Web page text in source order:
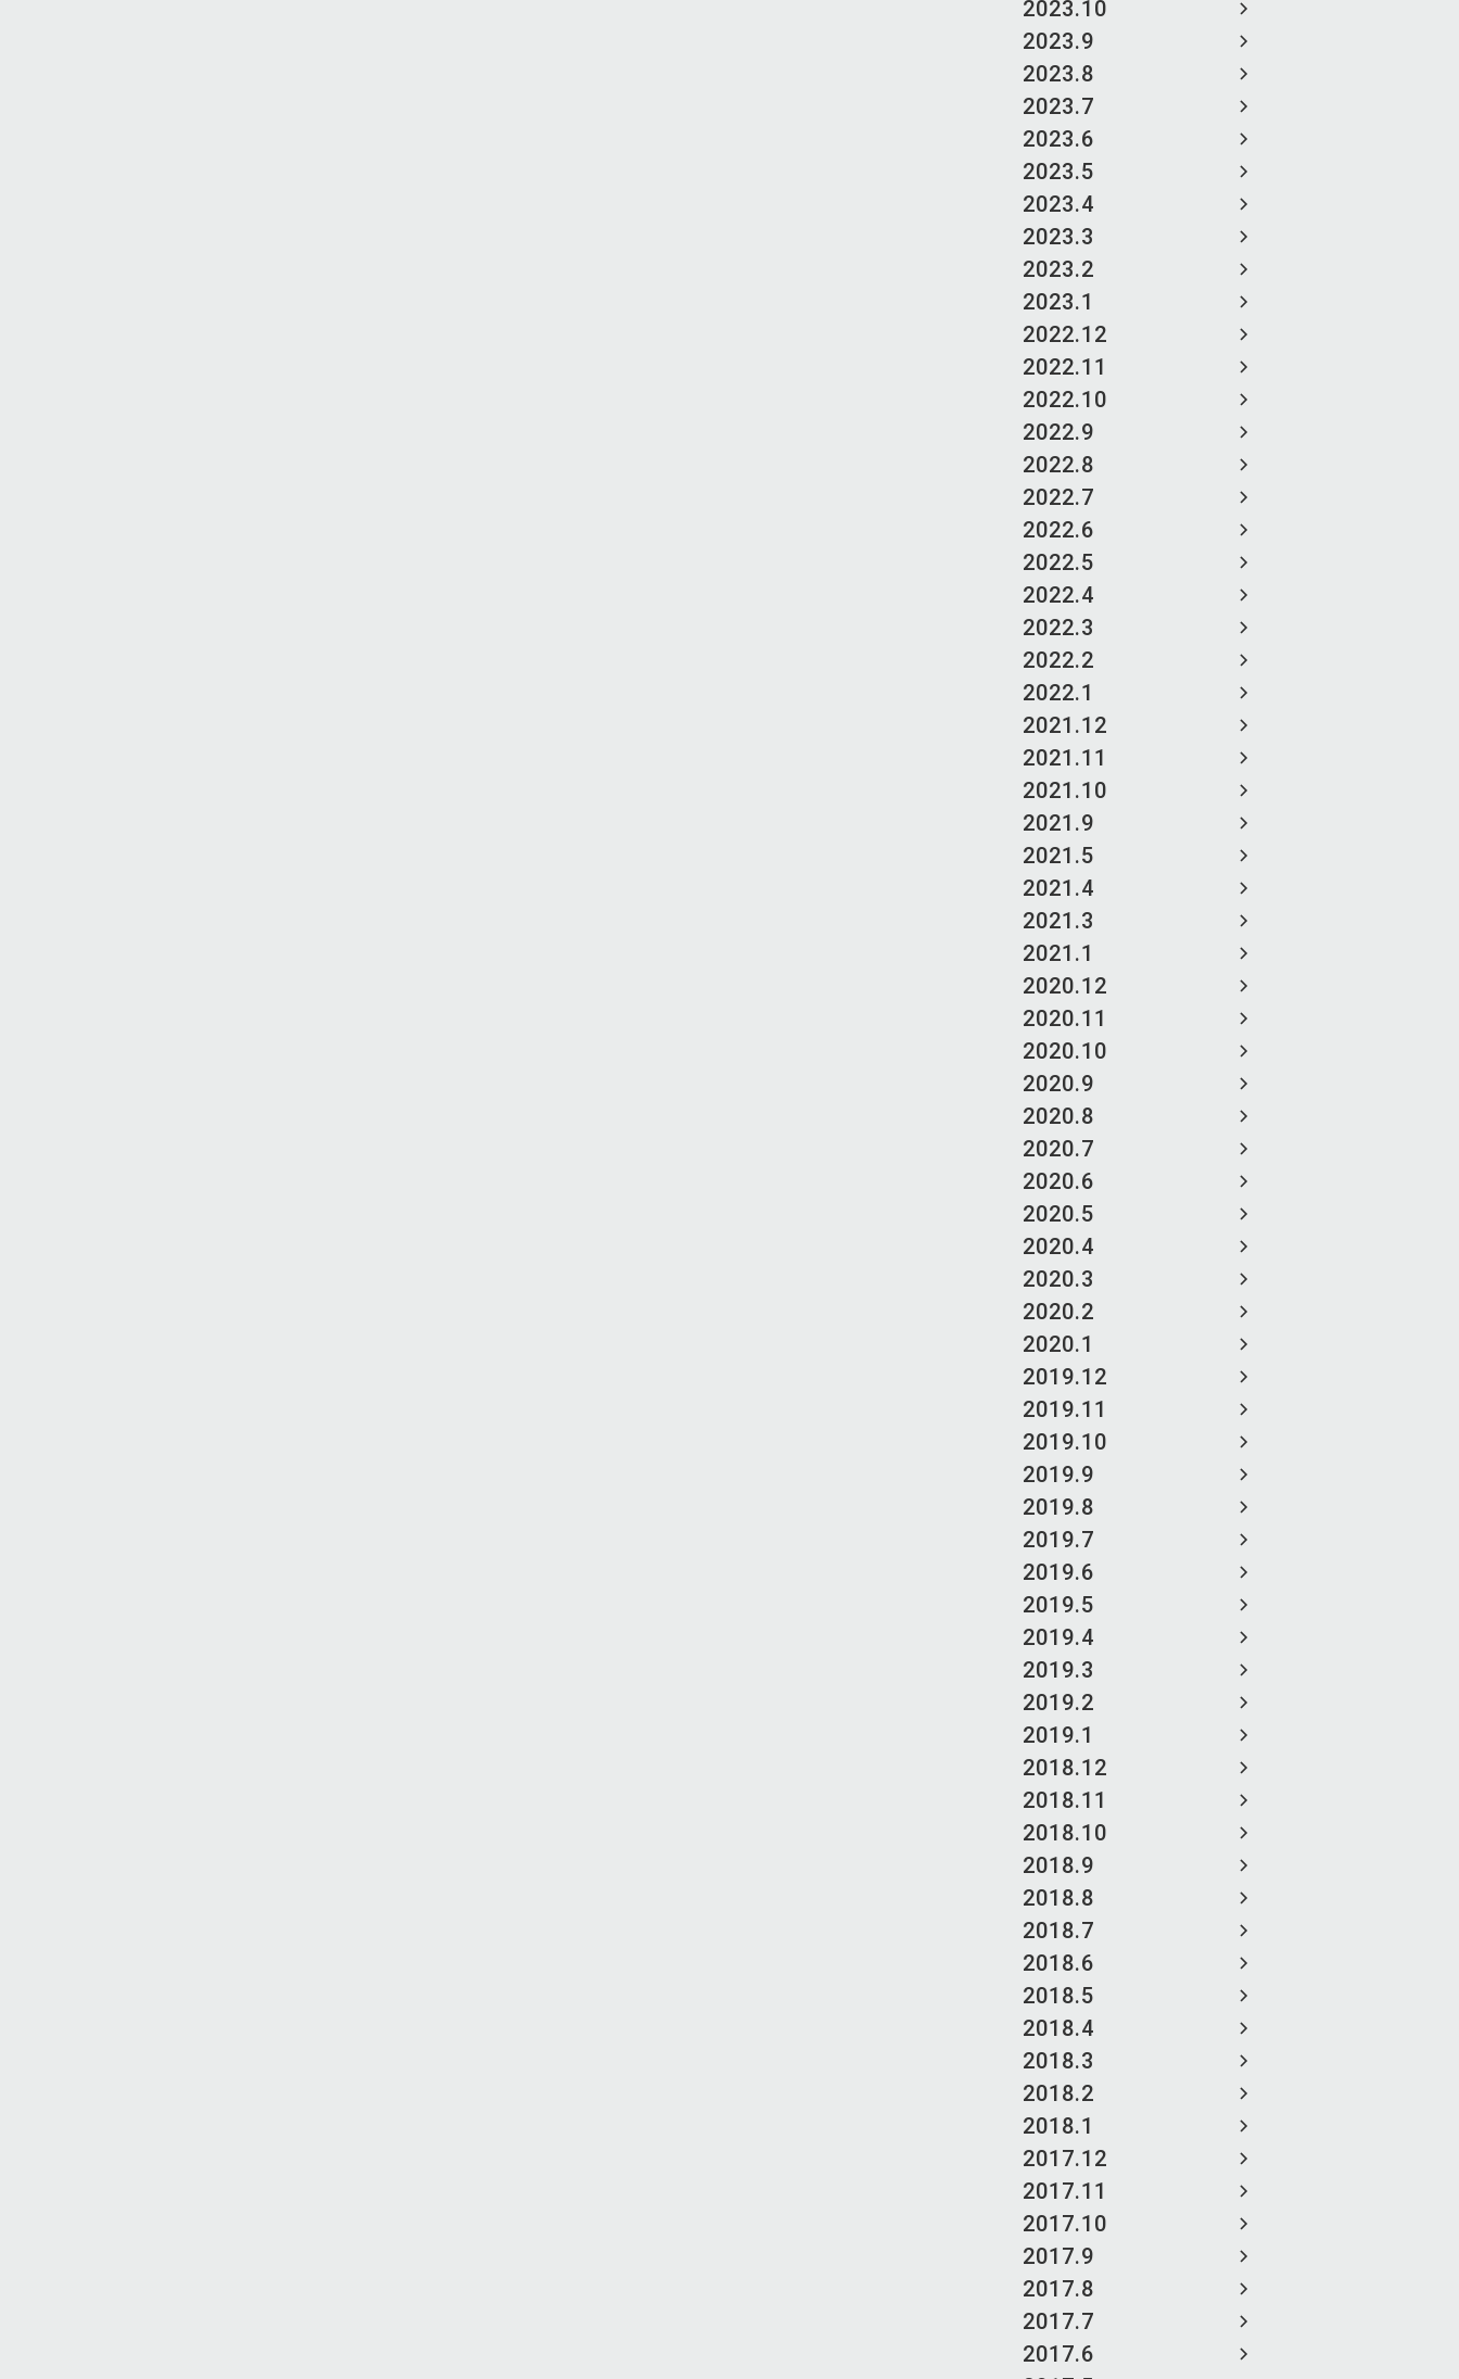
2023.10
2023.9
2023.8
2023.7
2023.6
2023.5
2023.4
2023.3
2023.2
2023.1
2022.12
2022.11
2022.10
2022.9
2022.8
2022.7
2022.6
2022.5
2022.4
2022.3
2022.2
2022.1
2021.12
2021.11
2021.10
2021.9
2021.5
2021.4
2021.3
2021.1
2020.12
2020.11
2020.10
2020.9
2020.8
2020.7
2020.6
2020.5
2020.4
2020.3
2020.2
2020.1
2019.12
2019.11
2019.10
2019.9
2019.8
2019.7
2019.6
2019.5
2019.4
2019.3
2019.2
2019.1
2018.12
2018.11
2018.10
2018.9
2018.8
2018.7
2018.6
2018.5
2018.4
2018.3
2018.2
2018.1
2017.12
2017.11
2017.10
2017.9
2017.8
2017.7
2017.6